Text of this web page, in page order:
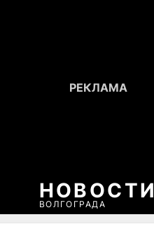
НОВОСТИ
ВОЛГОГРАДА